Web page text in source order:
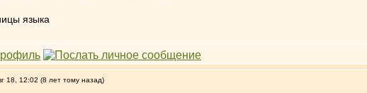
языка
18, 12:02 (8 лет тому назад)